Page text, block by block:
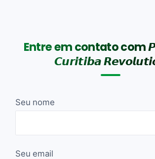
Entre em contato com
𝘾𝙪𝙧𝙞𝙩𝙞𝙗𝙖
Seu nome
Seu email